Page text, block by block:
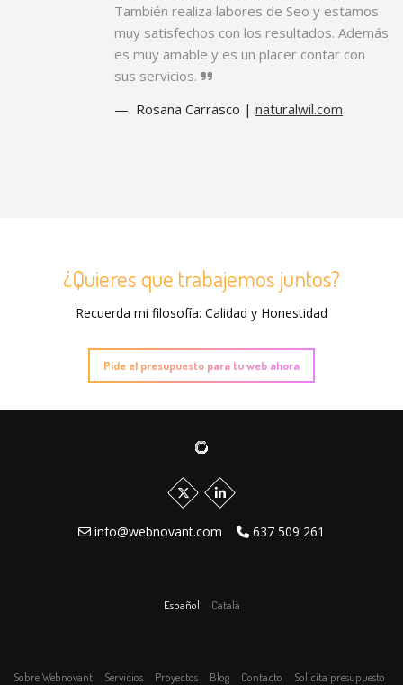
También realiza labores de Seo y estamos
muy satisfechos con los resultados. Además
es muy amable y es un placer contar con
sus servicios.
Rosana Carrasco | naturalwil.com
¿Quieres que trabajemos juntos?
Recuerda mi filosofía: Calidad y Honestidad
Pide el presupuesto para tu web ahora
info@webnovant.com 637 509 261
Español Català
Sobre Webnovant Servicios Proyectos Blog Contacto Solicita presupuesto